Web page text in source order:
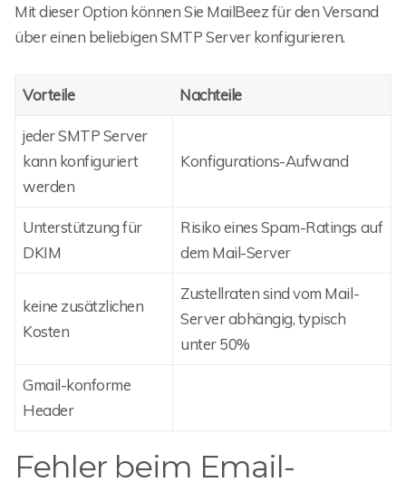
Mit dieser Option können Sie MailBeez für den Versand
über einen beliebigen SMTP Server konfigurieren.
Vorteile Nachteile
jeder SMTP Server
kann konfiguriert
werden
Konfigurations-Aufwand
Unterstützung für
DKIM
Risiko eines Spam-Ratings auf
dem Mail-Server
keine zusätzlichen
Kosten
Zustellraten sind vom Mail-
Server abhängig, typisch
unter 50%
Gmail-konforme
Header
Fehler beim Email-